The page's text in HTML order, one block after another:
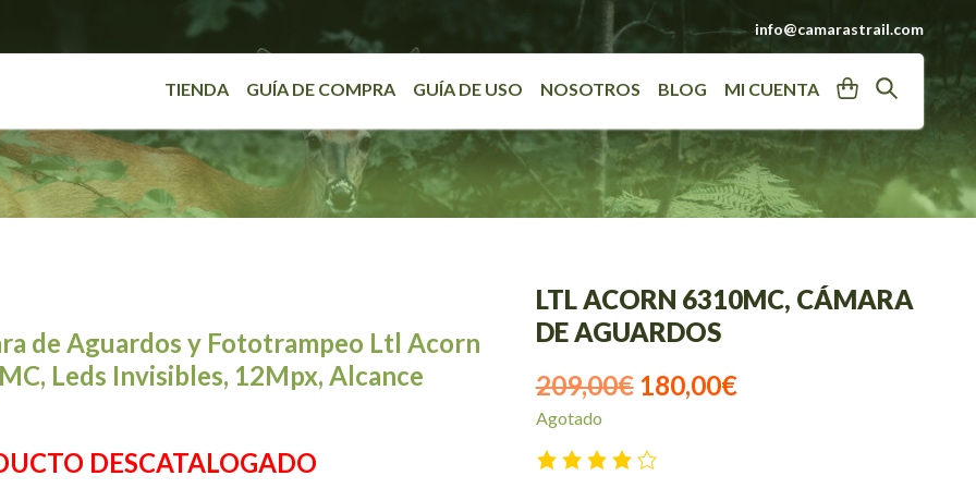
info@camarastrail.com
TIENDA GUÍA DE COMPRA GUÍA DE USO NOSOTROS BLOG MI CUENTA
User
Search
de Aguardos y Fototrampeo Ltl Acorn
Leds Invisibles, 12Mpx, Alcance
DESCATALOGADO
LTL ACORN 6310MC, CÁMARA
DE AGUARDOS
209,00€ El
original
180,00€El
Agotado